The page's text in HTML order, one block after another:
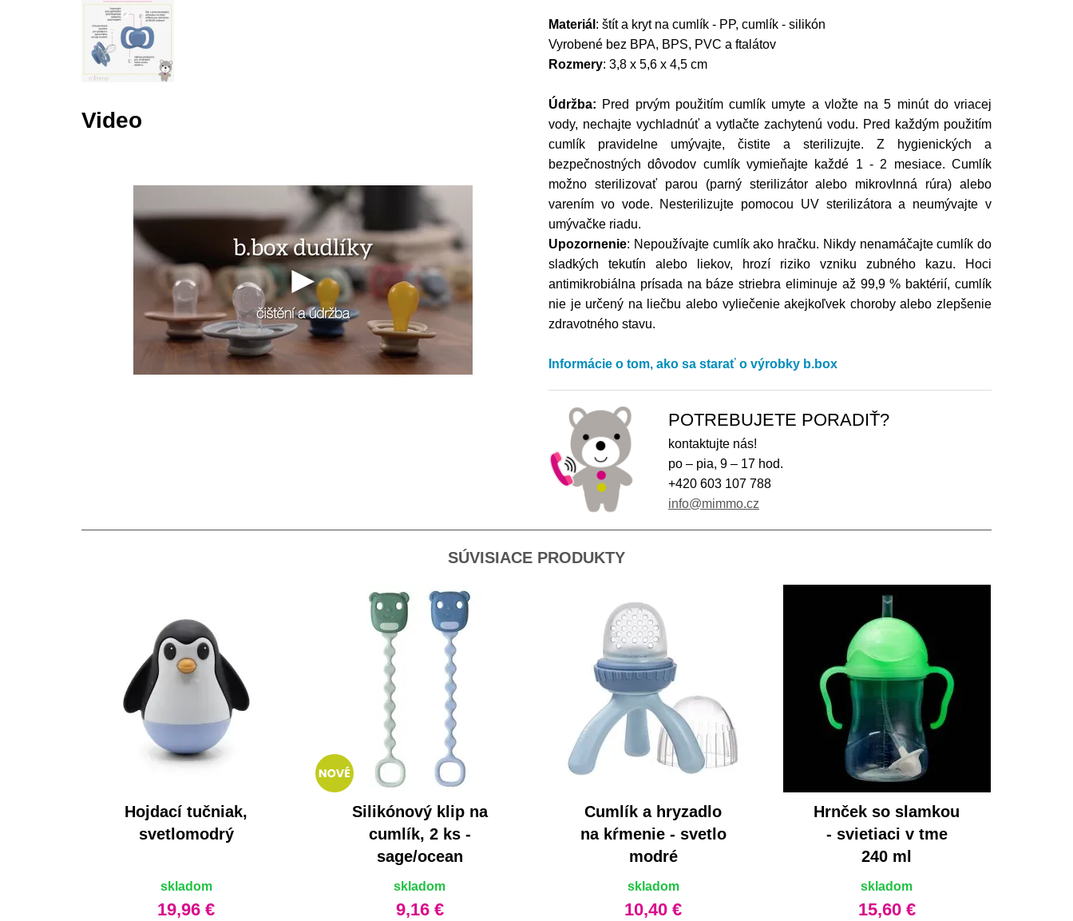
Video
Materiál : štít a kryt na cumlík - PP, cumlík - silikón
Vyrobené bez BPA, BPS, PVC a ftalátov
Rozmery: 3,8 x 5,6 x 4,5 cm
Údržba: Pred prvým použitím cumlík umyte a vložte na 5 minút do vriacej
vody, nechajte vychladnúť a vytlačte zachytenú vodu. Pred každým použitím
cumlík pravidelne umývajte, čistite a sterilizujte. Z hygienických a
bezpečnostných dôvodov cumlík vymieňajte každé 1 - 2 mesiace. Cumlík
možno sterilizovať parou (parný sterilizátor alebo mikrovlnná rúra) alebo
varením vo vode. Nesterilizujte pomocou UV sterilizátora a neumývajte v
umývačke riadu.
Upozornenie: Nepoužívajte cumlík ako hračku. Nikdy nenamáčajte cumlík do
sladkých tekutín alebo liekov, hrozí riziko vzniku zubného kazu. Hoci
antimikrobiálna prísada na báze striebra eliminuje až 99,9 % baktérií, cumlík
nie je určený na liečbu alebo vyliečenie akejkoľvek choroby alebo zlepšenie
zdravotného stavu.
Informácie o tom, ako sa starať o výrobky b.box
POTREBUJETE PORADIŤ?
kontaktujte nás!
po – pia, 9 – 17 hod.
+420 603 107 788
info@mimmo.cz
SÚVISIACE PRODUKTY
Hojdací tučniak,
svetlomodrý
skladom
19,96 €
Silikónový klip na
cumlík, 2 ks -
sage/ocean
skladom
9,16 €
Cumlík a hryzadlo
na kŕmenie - svetlo
modré
skladom
10,40 €
Hrnček so slamkou
- svietiaci v tme
240 ml
skladom
15,60 €